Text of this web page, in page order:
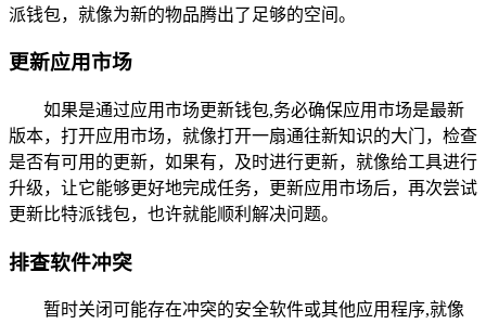
派钱包，就像为新的物品腾出了足够的空间。
更新应用市场
如果是通过应用市场更新钱包,务必确保应用市场是最新
版本，打开应用市场，就像打开一扇通往新知识的大门，检查
是否有可用的更新，如果有，及时进行更新，就像给工具进行
升级，让它能够更好地完成任务，更新应用市场后，再次尝试
更新比特派钱包，也许就能顺利解决问题。
排查软件冲突
暂时关闭可能存在冲突的安全软件或其他应用程序,就像